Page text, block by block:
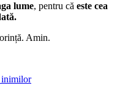
lume, pentru că este cea
Amin.
inimilor